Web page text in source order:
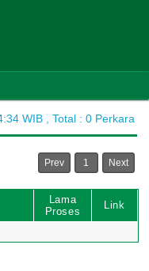
WIB , Total : 0 Perkara
Prev 1 Next
Lama
Proses
Link